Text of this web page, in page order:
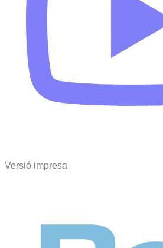
Versió impresa